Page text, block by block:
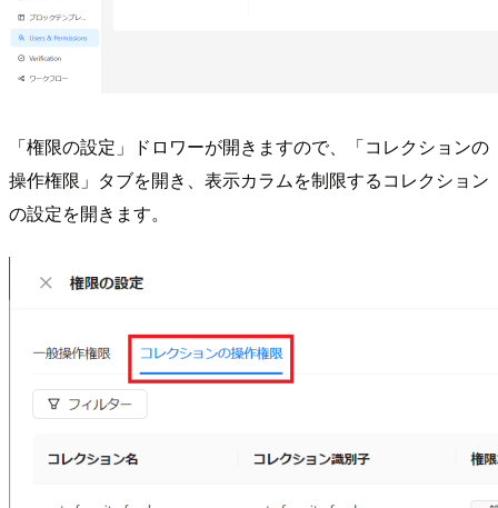
「権限の設定」ドロワーが開きますので、「コレクションの
操作権限」タブを開き、表示カラムを制限するコレクション
の設定を開きます。